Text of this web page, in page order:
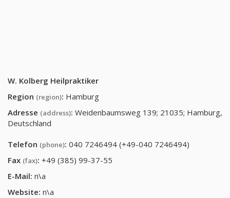
W. Kolberg Heilpraktiker
Region (region): Hamburg
Adresse (address): Weidenbaumsweg 139; 21035; Hamburg,
Deutschland
Telefon (phone): 040 7246494 (+49-040 7246494)
Fax (fax): +49 (385) 99-37-55
E-Mail: n\a
Website: n\a